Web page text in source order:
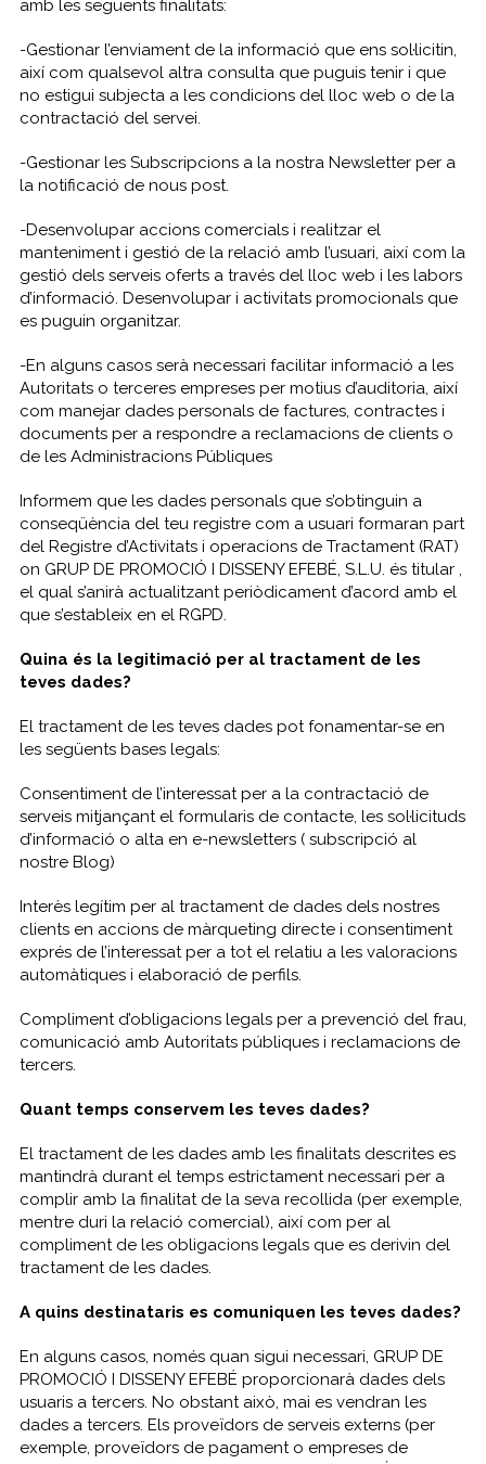
amb les següents finalitats:
-Gestionar l’enviament de la informació que ens sol·licitin,
així com qualsevol altra consulta que puguis tenir i que
no estigui subjecta a les condicions del lloc web o de la
contractació del servei.
-Gestionar les Subscripcions a la nostra Newsletter per a
la notificació de nous post.
-Desenvolupar accions comercials i realitzar el
manteniment i gestió de la relació amb l’usuari, així com la
gestió dels serveis oferts a través del lloc web i les labors
d’informació. Desenvolupar i activitats promocionals que
es puguin organitzar.
-En alguns casos serà necessari facilitar informació a les
Autoritats o terceres empreses per motius d’auditoria, així
com manejar dades personals de factures, contractes i
documents per a respondre a reclamacions de clients o
de les Administracions Públiques
Informem que les dades personals que s’obtinguin a
conseqüència del teu registre com a usuari formaran part
del Registre d’Activitats i operacions de Tractament (RAT)
on GRUP DE PROMOCIÓ I DISSENY EFEBÉ, S.L.U. és titular ,
el qual s’anirà actualitzant periòdicament d’acord amb el
que s’estableix en el RGPD.
Quina és la legitimació per al tractament de les
teves dades?
El tractament de les teves dades pot fonamentar-se en
les següents bases legals:
Consentiment de l’interessat per a la contractació de
serveis mitjançant el formularis de contacte, les sol·licituds
d’informació o alta en e-newsletters ( subscripció al
nostre Blog)
Interès legítim per al tractament de dades dels nostres
clients en accions de màrqueting directe i consentiment
exprés de l’interessat per a tot el relatiu a les valoracions
automàtiques i elaboració de perfils.
Compliment d’obligacions legals per a prevenció del frau,
comunicació amb Autoritats públiques i reclamacions de
tercers.
Quant temps conservem les teves dades?
El tractament de les dades amb les finalitats descrites es
mantindrà durant el temps estrictament necessari per a
complir amb la finalitat de la seva recollida (per exemple,
mentre duri la relació comercial), així com per al
compliment de les obligacions legals que es derivin del
tractament de les dades.
A quins destinataris es comuniquen les teves dades?
En alguns casos, només quan sigui necessari, GRUP DE
PROMOCIÓ I DISSENY EFEBÉ proporcionarà dades dels
usuaris a tercers. No obstant això, mai es vendran les
dades a tercers. Els proveïdors de serveis externs (per
exemple, proveïdors de pagament o empreses de